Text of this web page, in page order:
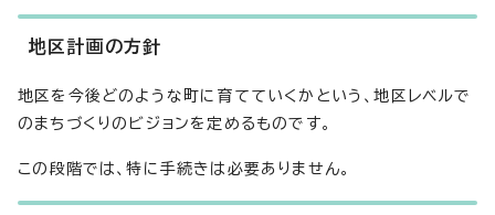
地区計画の方針
地区を今後どのような町に育てていくかという、地区レベルで
のまちづくりのビジョンを定めるものです。
この段階では、特に手続きは必要ありません。